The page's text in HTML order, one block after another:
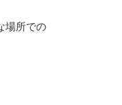
場所での